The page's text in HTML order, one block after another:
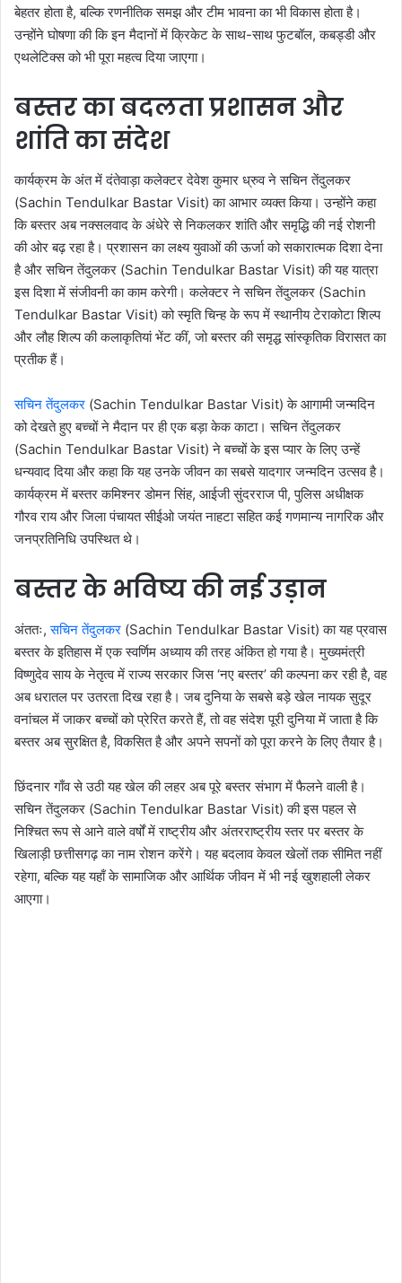
बेहतर होता है, बल्कि रणनीतिक समझ और टीम भावना का भी विकास होता है।
उन्होंने घोषणा की कि इन मैदानों में क्रिकेट के साथ-साथ फुटबॉल, कबड्डी और
एथलेटिक्स को भी पूरा महत्व दिया जाएगा।
बस्तर का बदलता प्रशासन और
शांति का संदेश
कार्यक्रम के अंत में दंतेवाड़ा कलेक्टर देवेश कुमार ध्रुव ने सचिन तेंदुलकर
(Sachin Tendulkar Bastar Visit) का आभार व्यक्त किया। उन्होंने कहा
कि बस्तर अब नक्सलवाद के अंधेरे से निकलकर शांति और समृद्धि की नई रोशनी
की ओर बढ़ रहा है। प्रशासन का लक्ष्य युवाओं की ऊर्जा को सकारात्मक दिशा देना
है और सचिन तेंदुलकर (Sachin Tendulkar Bastar Visit) की यह यात्रा
इस दिशा में संजीवनी का काम करेगी। कलेक्टर ने सचिन तेंदुलकर (Sachin
Tendulkar Bastar Visit) को स्मृति चिन्ह के रूप में स्थानीय टेराकोटा शिल्प
और लौह शिल्प की कलाकृतियां भेंट कीं, जो बस्तर की समृद्ध सांस्कृतिक विरासत का
प्रतीक हैं।
सचिन तेंदुलकर (Sachin Tendulkar Bastar Visit) के आगामी जन्मदिन
को देखते हुए बच्चों ने मैदान पर ही एक बड़ा केक काटा। सचिन तेंदुलकर
(Sachin Tendulkar Bastar Visit) ने बच्चों के इस प्यार के लिए उन्हें
धन्यवाद दिया और कहा कि यह उनके जीवन का सबसे यादगार जन्मदिन उत्सव है।
कार्यक्रम में बस्तर कमिश्नर डोमन सिंह, आईजी सुंदरराज पी, पुलिस अधीक्षक
गौरव राय और जिला पंचायत सीईओ जयंत नाहटा सहित कई गणमान्य नागरिक और
जनप्रतिनिधि उपस्थित थे।
बस्तर के भविष्य की नई उड़ान
अंततः,सचिन तेंदुलकर (Sachin Tendulkar Bastar Visit) का यह प्रवास
बस्तर के इतिहास में एक स्वर्णिम अध्याय की तरह अंकित हो गया है। मुख्यमंत्री
विष्णुदेव साय के नेतृत्व में राज्य सरकार जिस ‘नए बस्तर’ की कल्पना कर रही है, वह
अब धरातल पर उतरता दिख रहा है। जब दुनिया के सबसे बड़े खेल नायक सुदूर
वनांचल में जाकर बच्चों को प्रेरित करते हैं, तो वह संदेश पूरी दुनिया में जाता है कि
बस्तर अब सुरक्षित है, विकसित है और अपने सपनों को पूरा करने के लिए तैयार है।
छिंदनार गाँव से उठी यह खेल की लहर अब पूरे बस्तर संभाग में फैलने वाली है।
सचिन तेंदुलकर (Sachin Tendulkar Bastar Visit) की इस पहल से
निश्चित रूप से आने वाले वर्षों में राष्ट्रीय और अंतरराष्ट्रीय स्तर पर बस्तर के
खिलाड़ी छत्तीसगढ़ का नाम रोशन करेंगे। यह बदलाव केवल खेलों तक सीमित नहीं
रहेगा, बल्कि यह यहाँ के सामाजिक और आर्थिक जीवन में भी नई खुशहाली लेकर
आएगा।